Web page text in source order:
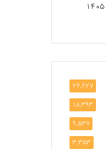
قیمت دلار بازار آزاد امروز پنجشنبه ۱۵ مرداد ۱۴۰۵
26,627
18,393
9,537
3,353